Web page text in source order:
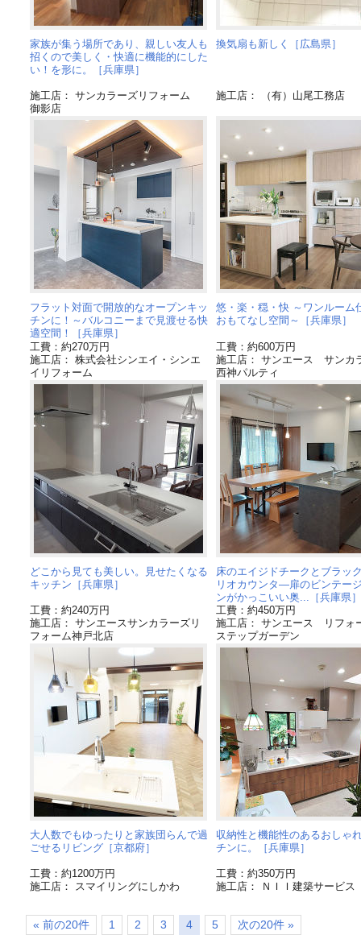
家族が集う場所であり、親しい友人も
招くので美しく・快適に機能的にした
い！を形に。［兵庫県］
施工店： サンカラーズリフォーム
御影店
換気扇も新しく［広島県］
施工店： （有）山尾工務店
フラット対面で開放的なオープンキッ
チンに！～バルコニーまで見渡せる快
適空間！［兵庫県］
工費：約270万円
施工店： 株式会社シンエイ・シンエ
イリフォーム
悠・楽・穏・快 ～ワンルーム
おもてなし空間～［兵庫県］
工費：約600万円
施工店： サンエース サンカ
西神パルティ
どこから見ても美しい。見せたくなる
キッチン［兵庫県］
工費：約240万円
施工店： サンエースサンカラーズリ
フォーム神戸北店
床のエイジドチークとブラッ
リオカウンタ―扉のビンテー
ンがかっこいい奥...［兵庫県］
工費：約450万円
施工店： サンエース リフ
ステップガーデン
大人数でもゆったりと家族団らんで過
ごせるリビング［京都府］
工費：約1200万円
施工店： スマイリングにしかわ
収納性と機能性のあるおしゃ
チンに。［兵庫県］
工費：約350万円
施工店： ＮＩＩ建築サービス
« 前の20件 1 2 3 4 5 次の20件 »